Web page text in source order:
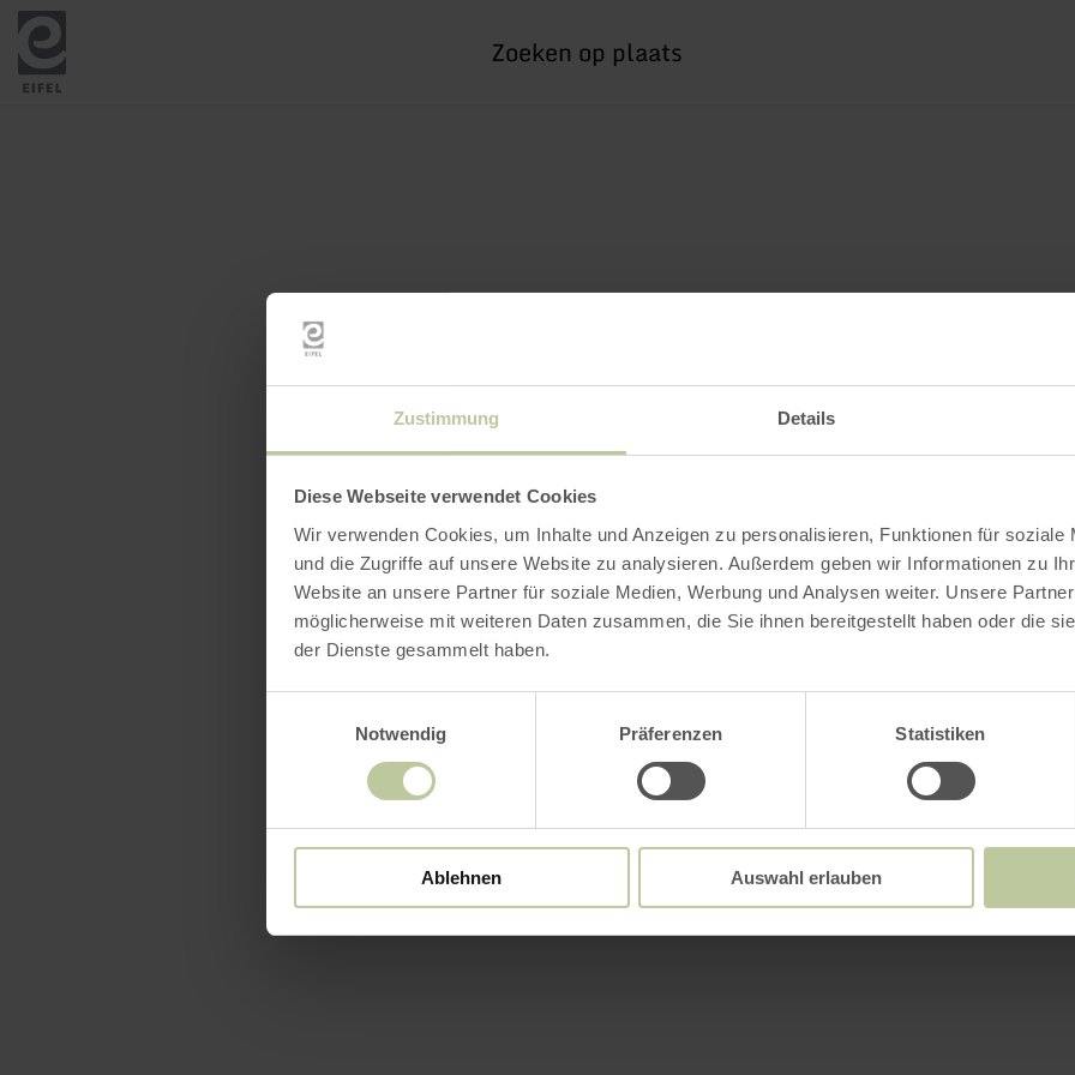
Zustimmung Details
Diese Webseite verwendet Cookies
Wir verwenden Cookies, um Inhalte und Anzeigen zu personalisieren, Funktionen für soziale
und die Zugriffe auf unsere Website zu analysieren. Außerdem geben wir Informationen zu
Website an unsere Partner für soziale Medien, Werbung und Analysen weiter. Unsere
möglicherweise mit weiteren Daten zusammen, die Sie ihnen bereitgestellt haben oder die
der Dienste gesammelt haben.
Notwendig
Präferenzen Statistiken
Ablehnen Auswahl erlauben
zoek